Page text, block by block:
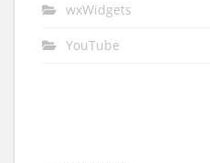
wxWidgets
YouTube